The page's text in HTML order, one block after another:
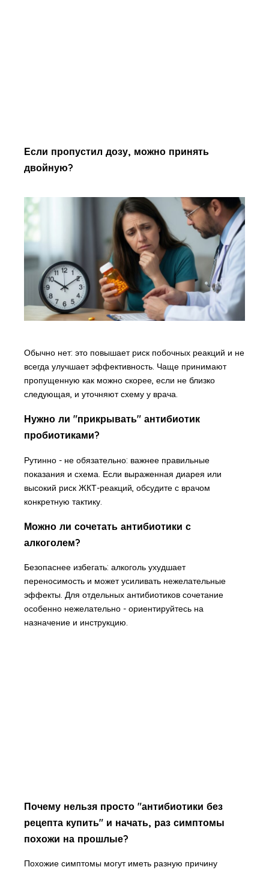
Если пропустил дозу, можно принять
двойную?
Обычно нет: это повышает риск побочных реакций и не
всегда улучшает эффективность. Чаще принимают
пропущенную как можно скорее, если не близко
следующая, и уточняют схему у врача.
Нужно ли "прикрывать" антибиотик
пробиотиками?
Рутинно - не обязательно: важнее правильные
показания и схема. Если выраженная диарея или
высокий риск ЖКТ-реакций, обсудите с врачом
конкретную тактику.
Можно ли сочетать антибиотики с
алкоголем?
Безопаснее избегать: алкоголь ухудшает
переносимость и может усиливать нежелательные
эффекты. Для отдельных антибиотиков сочетание
особенно нежелательно - ориентируйтесь на
назначение и инструкцию.
Почему нельзя просто "антибиотики без
рецепта купить" и начать, раз симптомы
похожи на прошлые?
Похожие симптомы могут иметь разную причину